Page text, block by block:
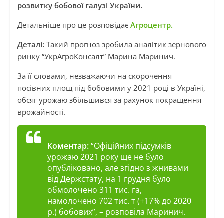
розвитку бобової галузі України.
Детальніше про це розповідає Агроцентр.
Деталі: Такий прогноз зробила аналітик зернового
ринку “УкрАгроКонсалт” Марина Маринич.
За її словами, незважаючи на скорочення
посівних площ під бобовими у 2021 році в Україні,
обсяг урожаю збільшився за рахунок покращення
врожайності.
Коментар:“Офіційних підсумків
урожаю 2021 року ще не було
опубліковано, але згідно з жнивами
від Держстату, на 1 грудня було
обмолочено 311 тис. га,
намолочено 702 тис. т (+17% до 2020
р.) бобових”, – розповіла Маринич.